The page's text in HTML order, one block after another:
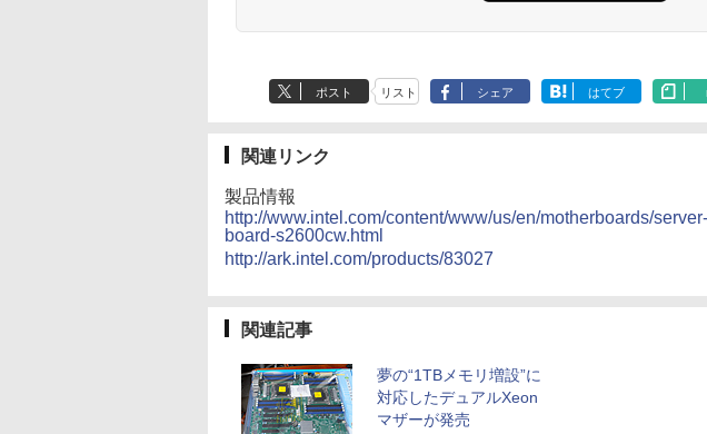
ポスト リスト シェア はてブ
関連リンク
製品情報
http://www.intel.com/content/www/us/en/motherboards/
board-s2600cw.html
http://ark.intel.com/products/83027
関連記事
夢の“1TBメモリ増設”に
対応したデュアルXeon
マザーが発売